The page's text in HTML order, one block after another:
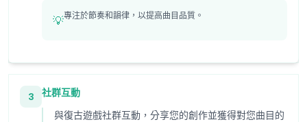
💡專注於節奏和韻律，以提高曲目品質。
3
社群互動
與復古遊戲社群互動，分享您的創作並獲得對您曲目的